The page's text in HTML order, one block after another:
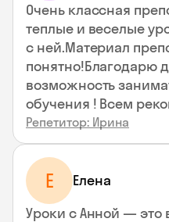
Очень классная
теплые и веселые
с ней.Материал
понятно!Благодарю
возможность
обучения ! Всем
Репетитор: Ирина
Е Елена
Уроки с Анной — это